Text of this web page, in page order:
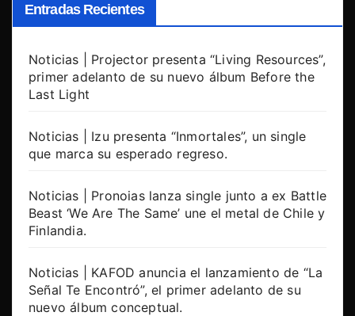
Entradas Recientes
Noticias | Projector presenta “Living Resources”,
primer adelanto de su nuevo álbum Before the
Last Light
Noticias | Izu presenta “Inmortales”, un single
que marca su esperado regreso.
Noticias | Pronoias lanza single junto a ex Battle
Beast ‘We Are The Same’ une el metal de Chile y
Finlandia.
Noticias | KAFOD anuncia el lanzamiento de “La
Señal Te Encontró”, el primer adelanto de su
nuevo álbum conceptual.